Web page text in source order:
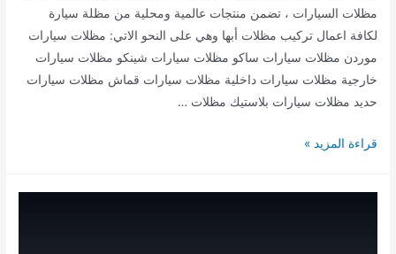
مظلات السيارات ، تضمن منتجات عالمية ومحلية من مظلة سيارة
لكافة اعمال تركيب مظلات أبها وهي على النحو الاتي: مظلات سيارات
موردن مظلات سيارات ساكو مظلات سيارات شينكو مظلات سيارات
خارجية مظلات سيارات داخلية مظلات سيارات قماش مظلات سيارات
حديد مظلات سيارات بلاستيك مظلات …
مظلات
قراءة المزيد »